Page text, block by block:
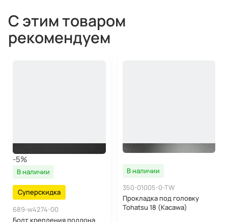
С этим товаром
рекомендуем
-5%
В наличии
Суперскидка
689-w4274-00
Болт крепления поддона
В наличии
350-01005-0-TW
Прокладка под головку
Tohatsu 18 (Kacawa)